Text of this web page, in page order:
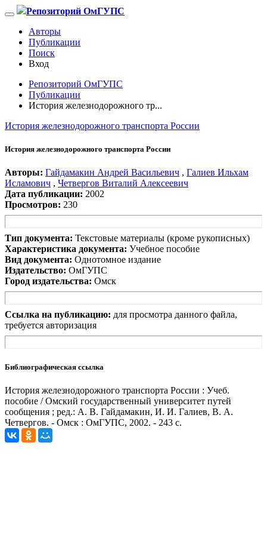
Репозиторий ОмГУПС
Авторы
Публикации
Поиск
Вход
Репозиторий ОмГУПС
Публикации
История железнодорожного тр...
История железнодорожного транспорта России
История железнодорожного транспорта России
Авторы: Гайдамакин Андрей Васильевич , Галиев Ильхам
Исламович , Четвергов Виталий Алексеевич
Дата публикации: 2002
Просмотров: 230
Тип документа: Текстовые материалы (кроме рукописных)
Характеристика документа: Учебное пособие
Вид документа: Однотомное издание
Издательство: ОмГУПС
Город издательства: Омск
Ссылка на публикацию: для просмотра данного файла,
требуется авторизация
Библиографическая ссылка
История железнодорожного транспорта России : Учеб.
пособие / Омский государственный университет путей
сообщения ; ред.: А. В. Гайдамакин, И. И. Галиев, В. А.
Четвергов. - Омск : ОмГУПС, 2002. - 243 с.